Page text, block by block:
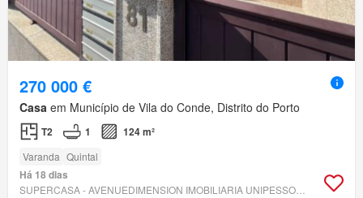
270 000 €
Casa em Município de Vila do Conde, Distrito do Porto
T2 1 124 m²
Varanda Quintal
Há 18 dias